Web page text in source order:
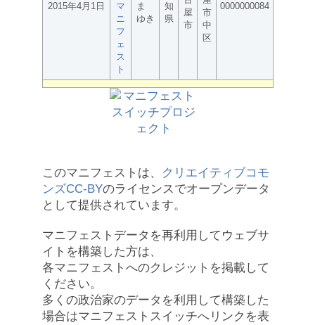
2015年4月1日
マ
ニ
フ
ェ
ス
ト
ま
ゆき
知
県
屋
市
市
中
区
0000000084
このマニフェストは、
クリエイティブコモ
ンズCC-BYのライセンスでオープンデータ
として提供されています。
マニフェストデータを再利用してウェブサ
イトを構築した方は、
各マニフェストへのクレジットを掲載して
ください。
多くの政治家のデータを利用して構築した
場合はマニフェストスイッチへリンクを表